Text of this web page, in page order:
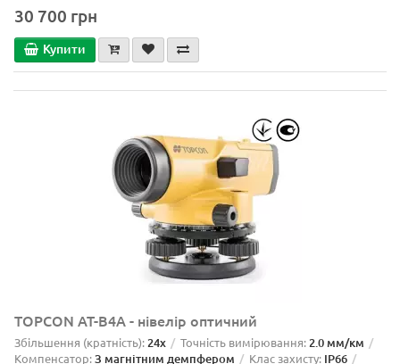
30 700 грн
Купити
TOPCON AT-B4A - нівелір оптичний
Збільшення (кратність):24x Точність вимірювання:2.0 мм/км
Компенсатор:З магнітним демпфером Клас захисту: IP66